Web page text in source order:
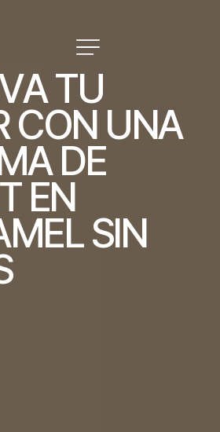
ATU
CON UNA
A DE
T EN
MEL SIN